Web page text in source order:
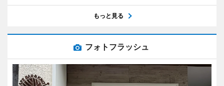
もっと見る
フォトフラッシュ